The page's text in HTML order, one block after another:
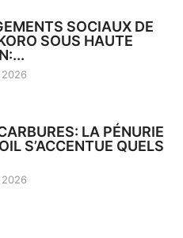
SOCIAUX DE
SOUS HAUTE
2026
LA PÉNURIE
S’ACCENTUE QUELS
2026